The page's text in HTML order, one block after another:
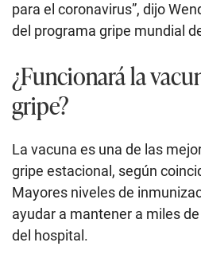
para el coronavirus”, dijo
del programa gripe mundial
¿Funcionará la
gripe?
La vacuna es una de las
gripe estacional, según
Mayores niveles de
ayudar a mantener a miles
del hospital.